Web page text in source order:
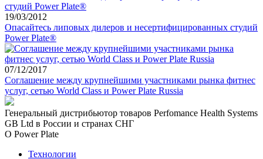
19/03/2012
Опасайтесь липовых дилеров и несертифицированных студий
Power Plate®
07/12/2017
Соглашение между крупнейшими участниками рынка фитнес
услуг, cетью World Class и Power Plate Russia
Генеральный дистрибьютор товаров Perfomance Health Systems
GB Ltd в России и странах СНГ
О Power Plate
Технологии